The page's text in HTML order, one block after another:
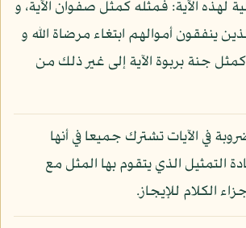
لهذه الآية: فمثله كمثل صفوان الآية، و
ينفقون أموالهم ابتغاء مرضاة الله و
جنة بربوة الآية إلى غير ذلك من
في الآيات تشترك جميعا في أنها
التمثيل الذي يتقوم بها المثل مع
الكلام للإيجاز.